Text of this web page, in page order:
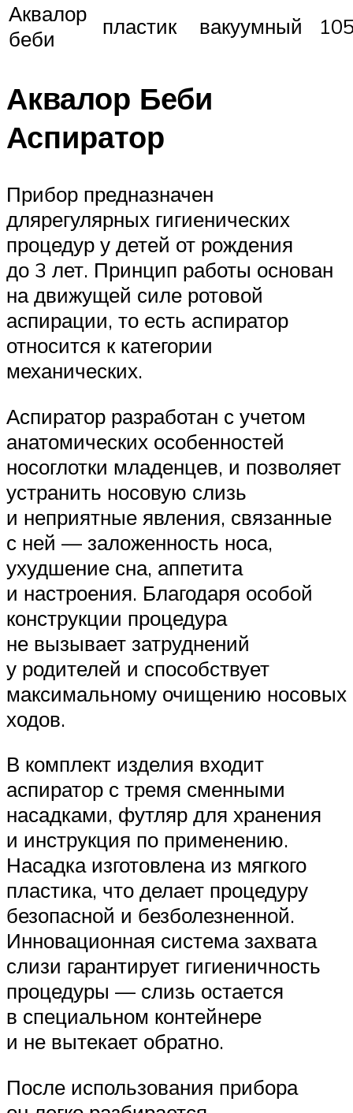
Аквалор
беби
пластик вакуумный
Аквалор Беби
Аспиратор
Прибор предназначен
длярегулярных гигиенических
процедур у детей от рождения
до 3 лет. Принцип работы основан
на движущей силе ротовой
аспирации, то есть аспиратор
относится к категории
механических.
Аспиратор разработан с учетом
анатомических особенностей
носоглотки младенцев, и позволяет
устранить носовую слизь
и неприятные явления, связанные
с ней — заложенность носа,
ухудшение сна, аппетита
и настроения. Благодаря особой
конструкции процедура
не вызывает затруднений
у родителей и способствует
максимальному очищению носовых
ходов.
В комплект изделия входит
аспиратор с тремя сменными
насадками, футляр для хранения
и инструкция по применению.
Насадка изготовлена из мягкого
пластика, что делает процедуру
безопасной и безболезненной.
Инновационная система захвата
слизи гарантирует гигиеничность
процедуры — слизь остается
в специальном контейнере
и не вытекает обратно.
После использования прибора